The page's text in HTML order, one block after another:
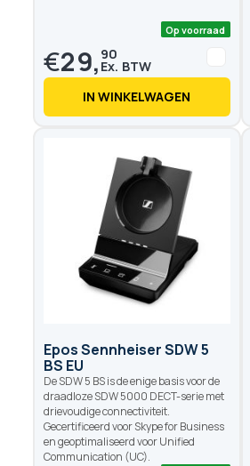
€29, 90
IN WINKELWAGEN
Epos Sennheiser SDW 5
BS EU
De SDW 5 BS is de enige basis voor de
draadloze SDW 5000 DECT-serie met
drievoudige connectiviteit.
Gecertificeerd voor Skype for Business
en geoptimaliseerd voor Unified
Communication (UC).